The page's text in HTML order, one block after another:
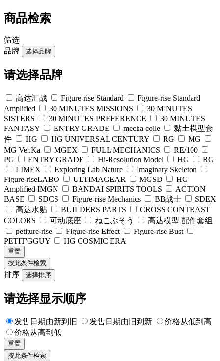
商品检索
筛选
品牌
选择品牌
请选择品牌
高达汇战 Figure-rise Standard
Figure-rise Standard
Amplified
30 MINUTES MISSIONS
30 MINUTES
SISTERS
30 MINUTES PREFERENCE
30 MINUTES
FANTASY
ENTRY GRADE mecha colle
黏土模型套
件
HG HG UNIVERSAL CENTURY RG
MG
MG Ver.Ka
MGEX FULL MECHANICS
RE/100
PG
ENTRY GRADE Hi-Resolution Model HG
RG
LIMEX
Exploring Lab Nature
Imaginary Skeleton
Figure-riseLABO
ULTIMAGEAR MGSD
HG
Amplified IMGN
BANDAI SPIRITS TOOLS
ACTION
BASE
SDCS Figure-rise Mechanics BB战士
SDEX
高达水贴
BUILDERS PARTS
CROSS CONTRAST
COLORS
可动底座 ねこぶそう
高达模型 配件套组
petiture-rise
Figure-rise Effect
Figure-rise Bust
PETIT'GGUY
HG COSMIC ERA
重置
排序 选择排序
请选择显示顺序
发售日期由新到旧 发售日期由旧到新
价格从低到高
价格从高到低
重置